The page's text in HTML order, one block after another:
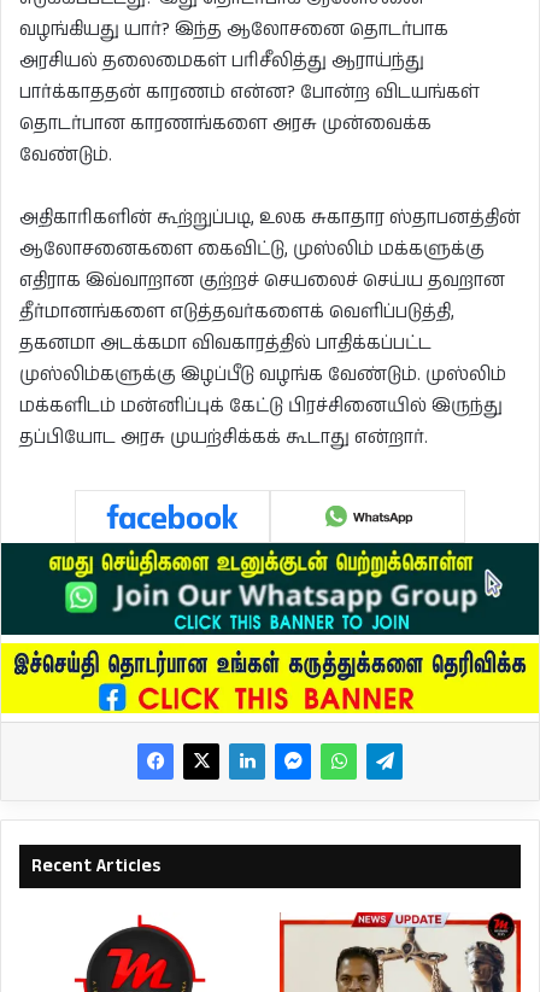
வழங்கியது யார்? இந்த ஆலோசனை தொடர்பாக
அரசியல் தலைமைகள் பரிசீலித்து ஆராய்ந்து
பார்க்காததன் காரணம் என்ன? போன்ற விடயங்கள்
தொடர்பான காரணங்களை அரசு முன்வைக்க
வேண்டும்.
அதிகாரிகளின் கூற்றுப்படி, உலக சுகாதார ஸ்தாபனத்தின்
ஆலோசனைகளை கைவிட்டு, முஸ்லிம் மக்களுக்கு
எதிராக இவ்வாறான குற்றச் செயலைச் செய்ய தவறான
தீர்மானங்களை எடுத்தவர்களைக் வெளிப்படுத்தி,
தகனமா அடக்கமா விவகாரத்தில் பாதிக்கப்பட்ட
முஸ்லிம்களுக்கு இழப்பீடு வழங்க வேண்டும். முஸ்லிம்
மக்களிடம் மன்னிப்புக் கேட்டு பிரச்சினையில் இருந்து
தப்பியோட அரசு முயற்சிக்கக் கூடாது என்றார்.
Recent Articles